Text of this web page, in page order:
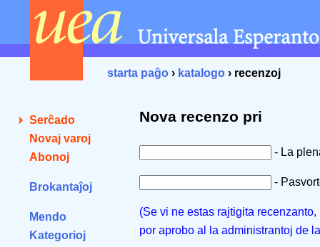
starta paĝo › katalogo › recenzoj
Serĉado
Novaj varoj
Abonoj
Brokantaĵoj
Mendo
Kategorioj
Nova recenzo pri
- La
-
(Se vi ne estas rajtigita
por aprobo al la administrantoj de